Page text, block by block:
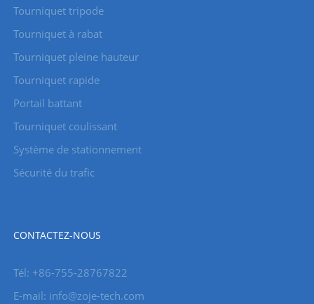
Tourniquet tripode
Tourniquet à rabat
Tourniquet pleine hauteur
Tourniquet rapide
Portail battant
Tourniquet coulissant
Système de stationnement
Sécurité du trafic
CONTACTEZ-NOUS
Tél: +86-755-28767822
E-mail: info@zoje-tech.com